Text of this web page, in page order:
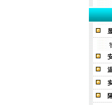
剧毒化学品
柜